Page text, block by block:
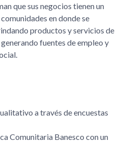
que sus negocios tienen un
en donde se
productos y servicios de
fuentes de empleo y
a través de encuestas
Comunitaria Banesco con un